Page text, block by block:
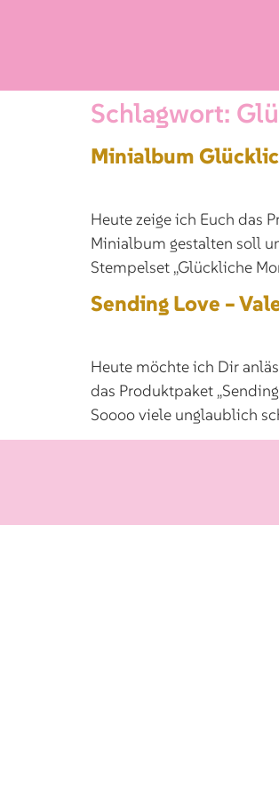
Schlagwort:
Minialbum
Heute zeige ich Euch das
Minialbum gestalten soll
Stempelset „Glückliche
Sending Love –
Heute möchte ich Dir
das Produktpaket
Soooo viele unglaublich